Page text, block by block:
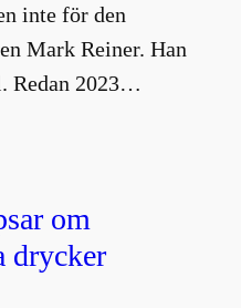
inte för den
Mark Reiner. Han
Redan 2023…
om
drycker